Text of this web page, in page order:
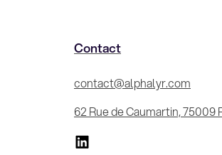
Contact
contact@alphalyr.com
62 Rue de Caumartin, 75009